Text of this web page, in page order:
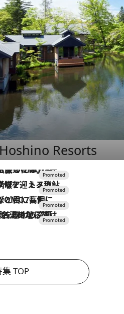
Resorts
実家、夜は気兼ねなくホテルで！」
理の手法で満喫！
集 TOP